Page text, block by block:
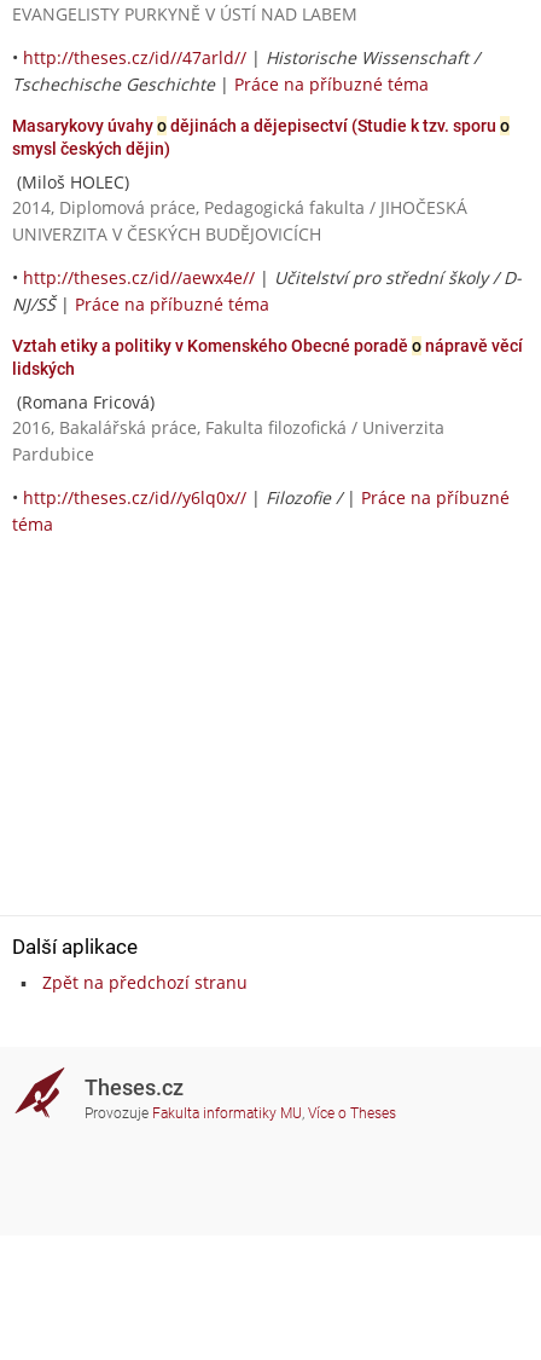
EVANGELISTY PURKYNĚ V ÚSTÍ NAD LABEM
• http://theses.cz/id//47arld// | Historische Wissenschaft /
Tschechische Geschichte| Práce na příbuzné téma
Masarykovy úvahyodějinách a dějepisectví (Studie k tzv. sporu o
smysl českých dějin)
(Miloš HOLEC)
2014, Diplomová práce, Pedagogická fakulta / JIHOČESKÁ
UNIVERZITA V ČESKÝCH BUDĚJOVICÍCH
• http://theses.cz/id//aewx4e// | Učitelství pro střední školy / D-
NJ/SŠ| Práce na příbuzné téma
Vztah etiky a politiky v Komenského Obecné poradě onápravě věcí
lidských
(Romana Fricová)
2016, Bakalářská práce, Fakulta filozofická / Univerzita
Pardubice
• http://theses.cz/id//y6lq0x// | Filozofie / | Práce na příbuzné
téma
Další aplikace
Zpět na předchozí stranu
Theses.cz
Provozuje Fakulta informatiky MU, Více o Theses